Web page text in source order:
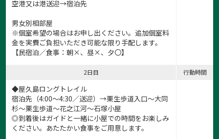
空港又は港送迎→宿泊先
男女別相部屋
※個室希望の場合はお申し出ください。追加個室料
金を実費ご負担いただき可能な限り手配します。
【民宿泊／食事：朝×、昼×、夕〇】
2日目 行動時間
◆屋久島ロングトレイル
宿泊先（4:00～4:30／送迎）→栗生歩道入口～大同
杉～栗生歩道～花之江河～石塚小屋
◎到着後はガイドと一緒に小屋での時間をお楽しみ
ください。あたたかい食事をご用意します。